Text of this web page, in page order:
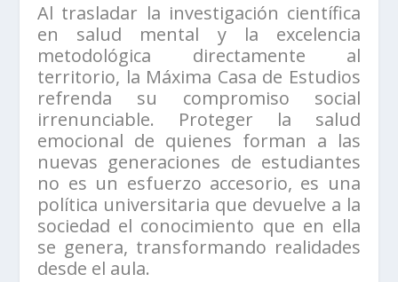
Al trasladar la investigación científica
en salud mental y la excelencia
metodológica directamente al
territorio, la Máxima Casa de Estudios
refrenda su compromiso social
irrenunciable. Proteger la salud
emocional de quienes forman a las
nuevas generaciones de estudiantes
no es un esfuerzo accesorio, es una
política universitaria que devuelve a la
sociedad el conocimiento que en ella
se genera, transformando realidades
desde el aula.